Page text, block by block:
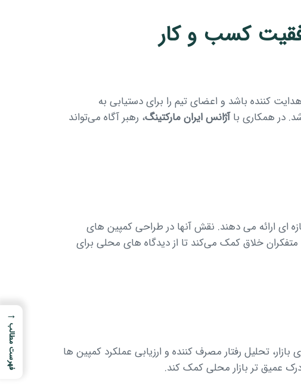
کسب و کار
کننده باشد و اعضای تیم را برای دستیابی به
در همکاری باآژانس ایران مارکتینگ، رهبر آگاه می‌تواند
تازه ای ارائه می دهند. نقش آنها در طراحی کمپین های
متفکران خلاق کمک می‌کند تا از دیدگاه های محلی برای
تحلیل رفتار مصرف کننده و ارزیابی عملکرد کمپین ها
عمیق تر بازار محلی کمک کند.
→
فهرست مطالب